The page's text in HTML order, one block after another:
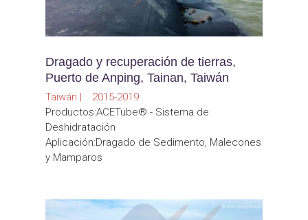
Dragado y recuperación de tierras,
Puerto de Anping, Tainan, Taiwán
Taiwán | 2015-2019
Productos:ACETube® - Sistema de
Deshidratación
Aplicación:Dragado de Sedimento, Malecones
y Mamparos